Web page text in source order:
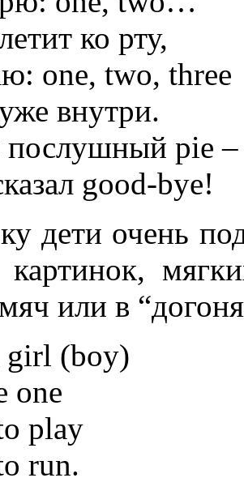
ко рту,
one, two, three
внутри.
послушный pie –
good-bye!
дети очень
картинок,
или в
girl (boy)
one
play
run.